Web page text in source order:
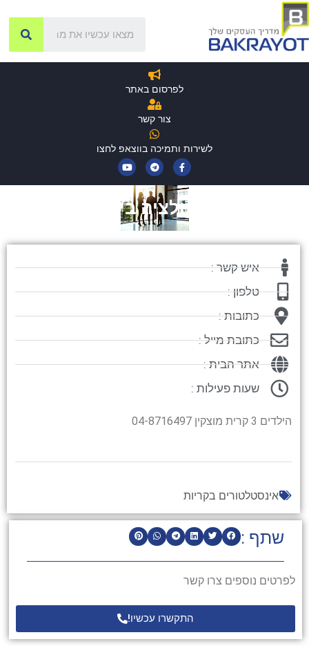
לפרסום באתר
צור קשר
לשירות ותמיכה בווצאפ לחצו
אינסטלציה ביאליק
שתף :
לפרטים נוספים צרו קשר
התקשרו עכשיו!
איש קשר :
טלפון :
כתובות :
כתובת מייל :
אתר הבית :
שעות פעילות :
הילדים 3 קרית מוצקין 04-8716497
אינסטלטורים בקריות